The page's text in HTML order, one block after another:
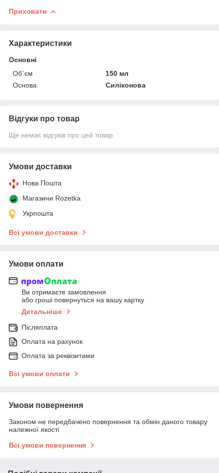
Приховати
Характеристики
Основні
Об`єм
150 мл
Основа
Силіконова
Відгуки про товар
Ще немає відгуків про цей товар
Умови доставки
Нова Пошта
Магазини Rozetka
Укрпошта
Всі умови доставки
Умови оплати
Ви отримаєте замовлення
або гроші повернуться на вашу картку
Детальніше
Післяплата
Оплата на рахунок
Оплата за реквізитами
Всі умови оплати
Умови повернення
Законом не передбачено повернення та обмін даного товару
належної якості
Всі умови повернення